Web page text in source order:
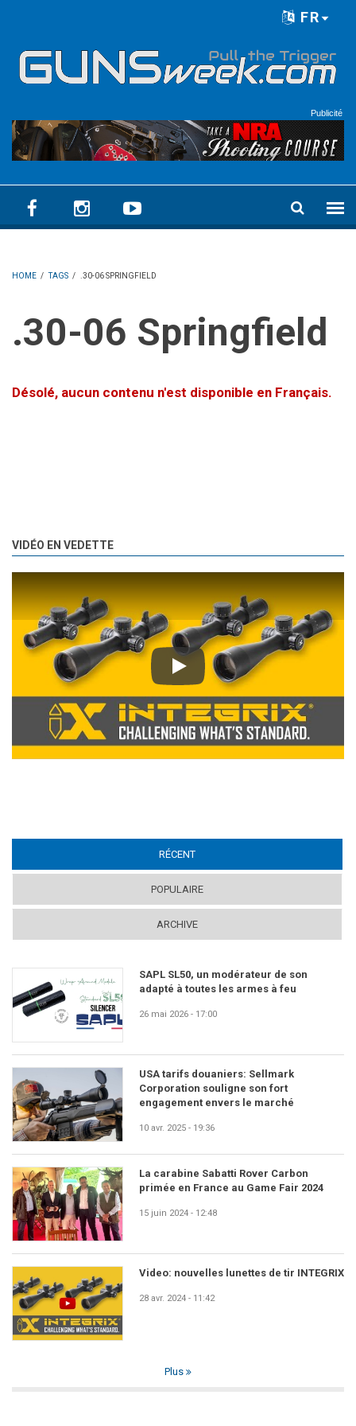
FR
Publicité
HOME / TAGS / .30-06 SPRINGFIELD
.30-06 Springfield
Désolé, aucun contenu n'est disponible en Français.
VIDÉO EN VEDETTE
Play
RÉCENT
POPULAIRE
ARCHIVE
SAPL SL50, un modérateur de son
adapté à toutes les armes à feu
26 mai 2026 - 17:00
USA tarifs douaniers: Sellmark
Corporation souligne son fort
engagement envers le marché
10 avr. 2025 - 19:36
La carabine Sabatti Rover Carbon
primée en France au Game Fair 2024
15 juin 2024 - 12:48
Video: nouvelles lunettes de tir INTEGRIX
28 avr. 2024 - 11:42
Plus